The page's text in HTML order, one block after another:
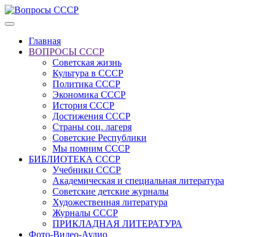
Главная
ВОПРОСЫ СССР
Советская жизнь
Культура в СССР
Политика СССР
Экономика СССР
История СССР
Достижения СССР
Страны соц. лагеря
Советские Республики
Мы помним СССР
БИБЛИОТЕКА СССР
Учебники СССР
Академическая и специальная литература
Советские детские журналы
Художественная литература
Журналы СССР
ПРИКЛАДНАЯ ЛИТЕРАТУРА
Фото-Видео-Аудио